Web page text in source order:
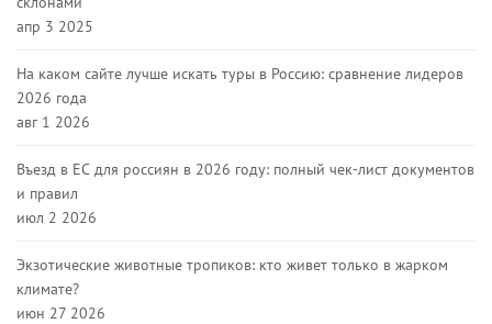
апр 3 2025
На каком сайте лучше искать туры в Россию: сравнение лидеров
2026 года
авг 1 2026
Въезд в ЕС для россиян в 2026 году: полный чек-лист документов
и правил
июл 2 2026
Экзотические животные тропиков: кто живет только в жарком
климате?
июн 27 2026